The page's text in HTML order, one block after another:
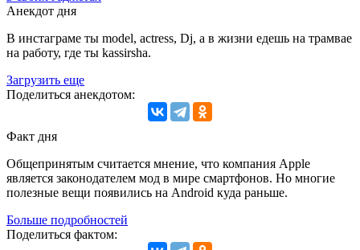
Анекдот дня
В инстаграме ты model, actress, Dj, а в жизни едешь на трамвае
на работу, где ты kassirsha.
Загрузить еще
Поделиться анекдотом:
Факт дня
Общепринятым считается мнение, что компания Apple
является законодателем мод в мире смартфонов. Но многие
полезные вещи появились на Android куда раньше.
Больше подробностей
Поделиться фактом: